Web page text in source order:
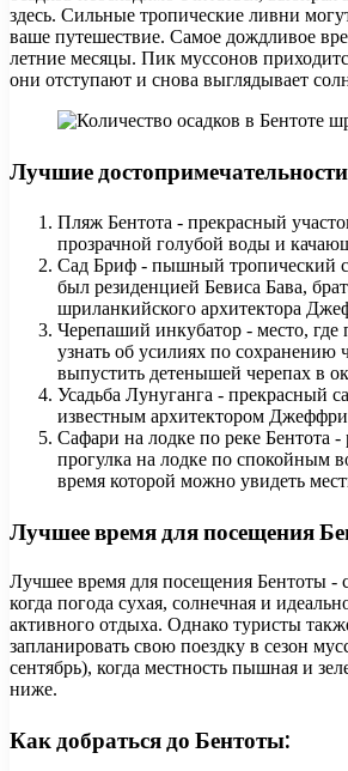
здесь. Сильные тропические ливни
ваше путешествие. Самое дождливое
летние месяцы. Пик муссонов
они отступают и снова выглядывает
Лучшие
Пляж Бентота - прекрасный
прозрачной голубой воды и
Сад Бриф - пышный тропический
был резиденцией Бевиса Бава,
шриланкийского архитектора
Черепаший инкубатор - место, где
узнать об усилиях по сохранению
выпустить детенышей черепах в
Усадьба Лунуганга - прекрасный
известным архитектором
Сафари на лодке по реке Бентота -
прогулка на лодке по спокойным
время которой можно увидеть
Лучшее время для посещения
Лучшее время для посещения Бентоты -
когда погода сухая, солнечная и
активного отдыха. Однако туристы
запланировать свою поездку в сезон
сентябрь), когда местность пышная и
ниже.
Как добраться до Бентоты: